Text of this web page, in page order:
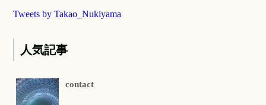
Tweets by Takao_Nukiyama
人気記事
contact